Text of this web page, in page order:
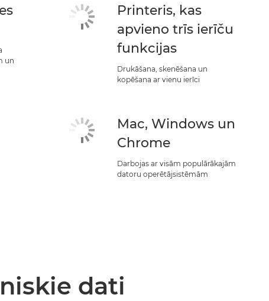
un
Printeris, kas
apvieno trīs ierīču
funkcijas
Drukāšana, skenēšana un
kopēšana ar vienu ierīci
Mac, Windows un
Chrome
Darbojas ar visām populārākajām
datoru operētājsistēmām
dati